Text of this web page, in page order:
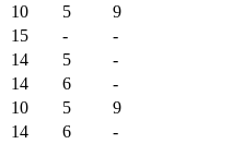
10 5
9
15 -
-
14 5
-
14 6
-
10 5
9
14 6
-